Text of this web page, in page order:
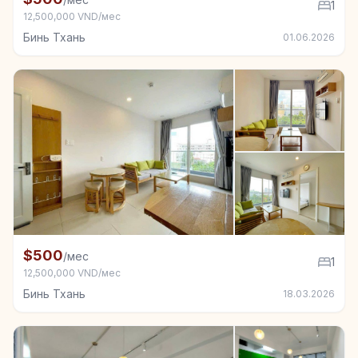
12,500,000 VND/мес
1
Бинь Тхань 01.06.2026
Квартира в аренду в Бинь Тхань, 1 спал.
$500/мес
12,500,000 VND/мес
1
Бинь Тхань 18.03.2026